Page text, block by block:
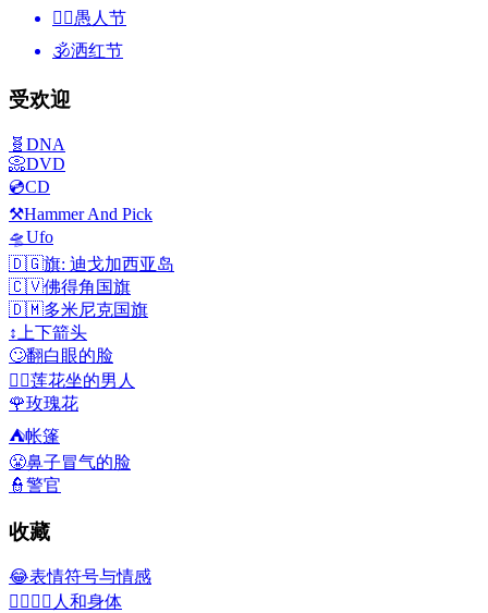
🙆‍♂️愚人节
🕉洒红节
受欢迎
🧬 DNA
📀DVD
💿CD
⚒️Hammer And Pick
🛸Ufo
🇩🇬旗: 迪戈加西亚岛
🇨🇻佛得角国旗
🇩🇲多米尼克国旗
↕️ 上下箭头
🙄翻白眼的脸
🧘‍♂️莲花坐的男人
🌹玫瑰花
⛺帐篷
😤鼻子冒气的脸
👮警官
收藏
😂表情符号与情感
👩‍❤️‍💋‍👨 人和身体